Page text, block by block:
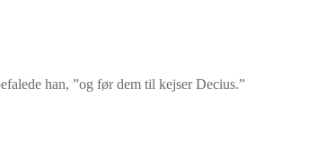
han, ”og før dem til kejser Decius.”